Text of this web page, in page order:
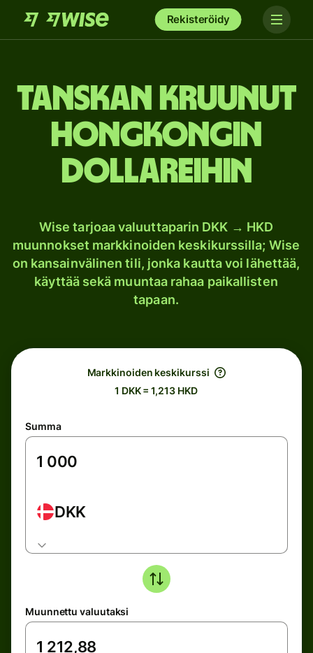
Rekisteröidy
Tanskan kruunut
Hongkongin
dollareihin
Wise tarjoaa valuuttaparin DKK → HKD
muunnokset markkinoiden keskikurssilla; Wise
on kansainvälinen tili, jonka kautta voi lähettää,
käyttää sekä muuntaa rahaa paikallisten
tapaan.
Markkinoiden keskikurssi
1 DKK = 1,213 HKD
Summa
DKK
Muunnettu valuutaksi